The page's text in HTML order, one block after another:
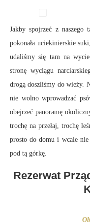
Jakby spojrzeć z naszego
pokonała uciekinierskie
udaliśmy się tam na
stronę wyciągu
drogą doszliśmy do wieży.
nie wolno wprowadzać
obejrzeć panoramę
trochę na przełaj, trochę
prosto do domu i wcale nie
pod tą górkę.
Rezerwat